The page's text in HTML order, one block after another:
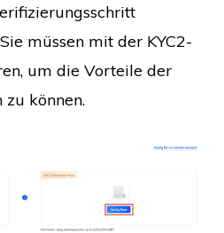
müssen mit der KYC2-
um die Vorteile der
können.